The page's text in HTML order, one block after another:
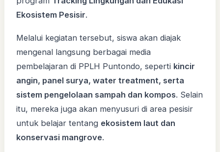
Ekosistem Pesisir.
Melalui kegiatan tersebut, siswa akan diajak
mengenal langsung berbagai media
pembelajaran di PPLH Puntondo, seperti kincir
angin, panel surya, water treatment, serta
sistem pengelolaan sampah dan kompos. Selain
itu, mereka juga akan menyusuri di area pesisir
untuk belajar tentang ekosistem laut dan
konservasi mangrove.